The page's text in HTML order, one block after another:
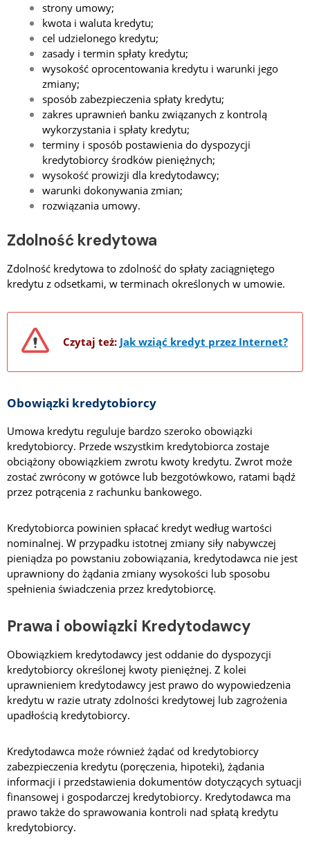
strony umowy;
kwota i waluta kredytu;
cel udzielonego kredytu;
zasady i termin spłaty kredytu;
wysokość oprocentowania kredytu i warunki jego
zmiany;
sposób zabezpieczenia spłaty kredytu;
zakres uprawnień banku związanych z kontrolą
wykorzystania i spłaty kredytu;
terminy i sposób postawienia do dyspozycji
kredytobiorcy środków pieniężnych;
wysokość prowizji dla kredytodawcy;
warunki dokonywania zmian;
rozwiązania umowy.
Zdolność kredytowa
Zdolność kredytowa to zdolność do spłaty zaciągniętego
kredytu z odsetkami, w terminach określonych w umowie.
Czytaj też: Jak wziąć kredyt przez Internet?
Obowiązki kredytobiorcy
Umowa kredytu reguluje bardzo szeroko obowiązki
kredytobiorcy. Przede wszystkim kredytobiorca zostaje
obciążony obowiązkiem zwrotu kwoty kredytu. Zwrot może
zostać zwrócony w gotówce lub bezgotówkowo, ratami bądź
przez potrącenia z rachunku bankowego.
Kredytobiorca powinien spłacać kredyt według wartości
nominalnej. W przypadku istotnej zmiany siły nabywczej
pieniądza po powstaniu zobowiązania, kredytodawca nie jest
uprawniony do żądania zmiany wysokości lub sposobu
spełnienia świadczenia przez kredytobiorcę.
Prawa i obowiązki Kredytodawcy
Obowiązkiem kredytodawcy jest oddanie do dyspozycji
kredytobiorcy określonej kwoty pieniężnej. Z kolei
uprawnieniem kredytodawcy jest prawo do wypowiedzenia
kredytu w razie utraty zdolności kredytowej lub zagrożenia
upadłością kredytobiorcy.
Kredytodawca może również żądać od kredytobiorcy
zabezpieczenia kredytu (poręczenia, hipoteki), żądania
informacji i przedstawienia dokumentów dotyczących sytuacji
finansowej i gospodarczej kredytobiorcy. Kredytodawca ma
prawo także do sprawowania kontroli nad spłatą kredytu
kredytobiorcy.